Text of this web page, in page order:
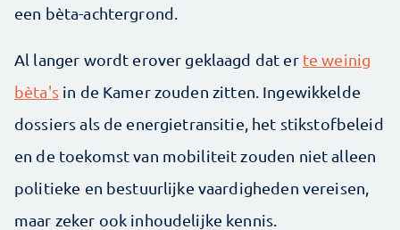
een bèta-achtergrond.
Al langer wordt erover geklaagd dat er te weinig
bèta'sin de Kamer zouden zitten. Ingewikkelde
dossiers als de energietransitie, het stikstofbeleid
en de toekomst van mobiliteit zouden niet alleen
politieke en bestuurlijke vaardigheden vereisen,
maar zeker ook inhoudelijke kennis.